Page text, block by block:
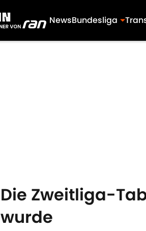
NewsBundesliga
Die Zweitliga-
wurde